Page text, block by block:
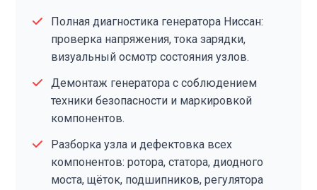
Полная диагностика генератора Ниссан:
проверка напряжения, тока зарядки,
визуальный осмотр состояния узлов.
Демонтаж генератора с соблюдением
техники безопасности и маркировкой
компонентов.
Разборка узла и дефектовка всех
компонентов: ротора, статора, диодного
моста, щёток, подшипников, регулятора